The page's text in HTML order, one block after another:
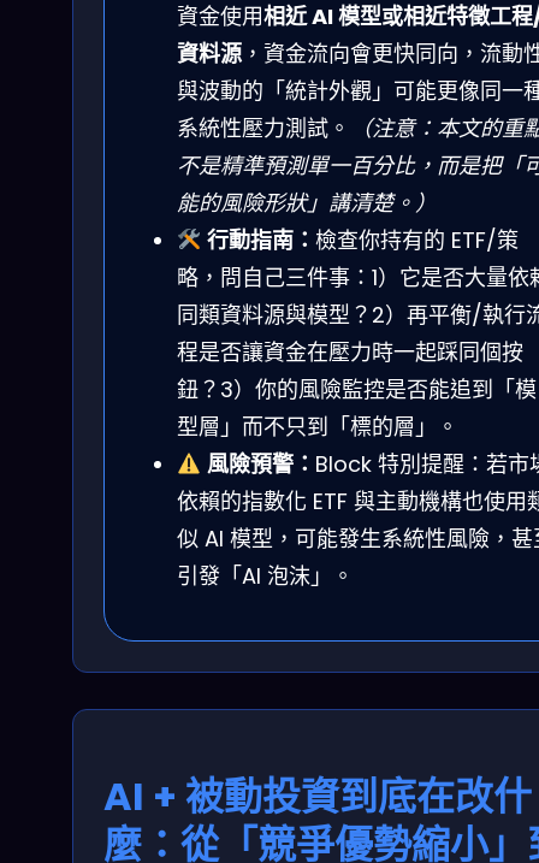
資金使用相近 AI 模型或相近特徵工
資料源 ，資金流向會更快同向，流動
與波動的「統計外觀」可能更像同一
系統性壓力測試。
（注意：本文的重
不是精準預測單一百分比，而是把「
能的風險形狀」講清楚。）
行動指南： 檢查你持有的 ETF/策
略，問自己三件事：1）它是否大量依
同類資料源與模型？2）再平衡/執行
程是否讓資金在壓力時一起踩同個按
鈕？3）你的風險監控是否能追到「模
型層」而不只到「標的層」。
風險預警： Block 特別提醒：若市
依賴的指數化 ETF 與主動機構也使用
似 AI 模型，可能發生系統性風險，甚
引發「AI 泡沫」。
AI + 被動投資到底在改什
麼：從「競爭優勢縮小」